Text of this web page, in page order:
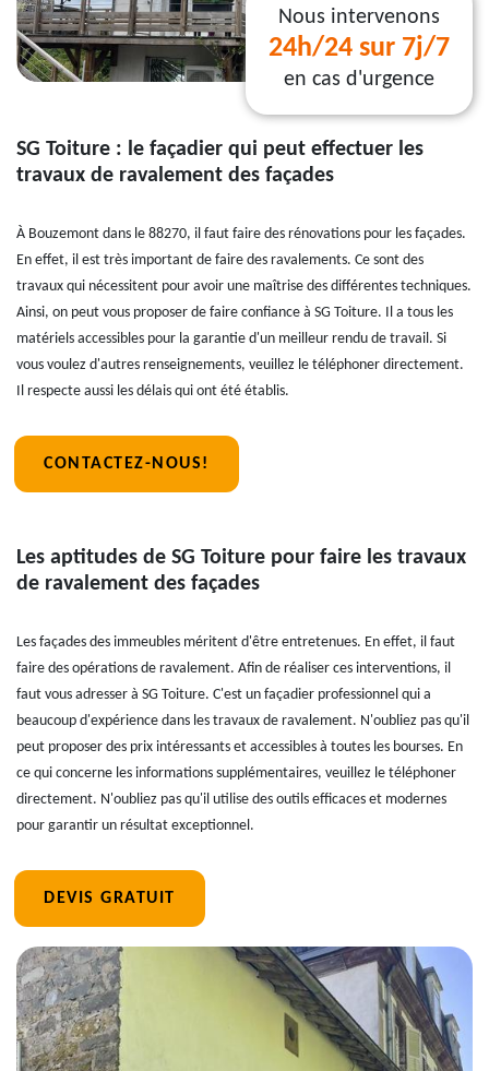
Nous intervenons
24h/24 sur 7j/7
en cas d'urgence
SG Toiture : le façadier qui peut effectuer les
travaux de ravalement des façades
À Bouzemont dans le 88270, il faut faire des rénovations pour les façades.
En effet, il est très important de faire des ravalements. Ce sont des
travaux qui nécessitent pour avoir une maîtrise des différentes techniques.
Ainsi, on peut vous proposer de faire confiance à SG Toiture. Il a tous les
matériels accessibles pour la garantie d'un meilleur rendu de travail. Si
vous voulez d'autres renseignements, veuillez le téléphoner directement.
Il respecte aussi les délais qui ont été établis.
CONTACTEZ-NOUS!
Les aptitudes de SG Toiture pour faire les travaux
de ravalement des façades
Les façades des immeubles méritent d'être entretenues. En effet, il faut
faire des opérations de ravalement. Afin de réaliser ces interventions, il
faut vous adresser à SG Toiture. C'est un façadier professionnel qui a
beaucoup d'expérience dans les travaux de ravalement. N'oubliez pas qu'il
peut proposer des prix intéressants et accessibles à toutes les bourses. En
ce qui concerne les informations supplémentaires, veuillez le téléphoner
directement. N'oubliez pas qu'il utilise des outils efficaces et modernes
pour garantir un résultat exceptionnel.
DEVIS GRATUIT